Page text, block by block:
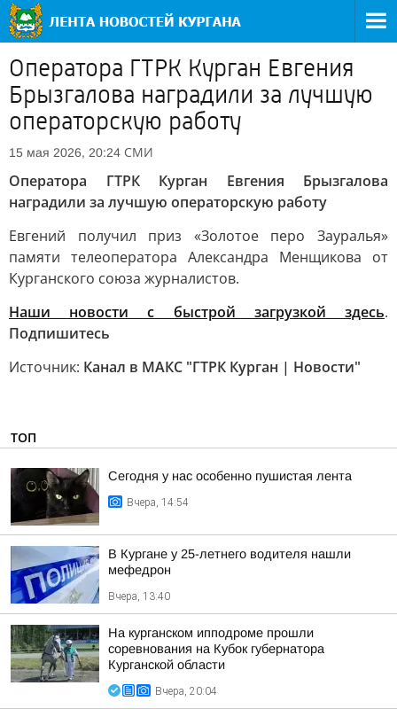
Оператора ГТРК Курган Евгения
Брызгалова наградили за лучшую
операторскую работу
15 мая 2026, 20:24 СМИ
Оператора ГТРК Курган Евгения Брызгалова
наградили за лучшую операторскую работу
Евгений получил приз «Золотое перо Зауралья»
памяти телеоператора Александра Менщикова от
Курганского союза журналистов.
Наши новости с быстрой загрузкой здесь.
Подпишитесь
Источник: Канал в МАКС "ГТРК Курган | Новости"
ТОП
Сегодня у нас особенно пушистая лента
Вчера, 14:54
В Кургане у 25-летнего водителя нашли
мефедрон
Вчера, 13:40
На курганском ипподроме прошли
соревнования на Кубок губернатора
Курганской области
Вчера, 20:04